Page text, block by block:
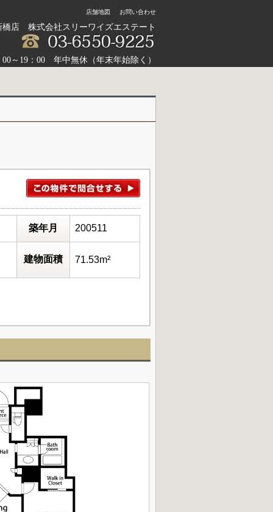
店舗地図 お問い合わせ
橋店 株式会社スリーワイズエステート
00～19：00 年中無休（年末年始除く）
築年月 200511
建物面積 71.53m²